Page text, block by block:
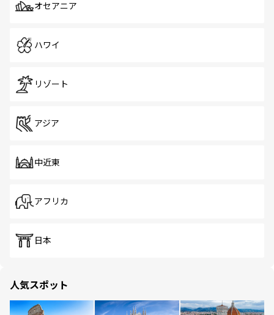
オセアニア
ハワイ
リゾート
アジア
中近東
アフリカ
日本
人気スポット